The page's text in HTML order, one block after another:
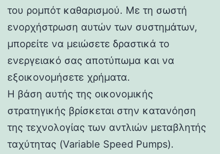
του ρομπότ καθαρισμού. Με τη σωστή
ενορχήστρωση αυτών των συστημάτων,
μπορείτε να μειώσετε δραστικά το
ενεργειακό σας αποτύπωμα και να
εξοικονομήσετε χρήματα.
Η βάση αυτής της οικονομικής
στρατηγικής βρίσκεται στην κατανόηση
της τεχνολογίας των αντλιών μεταβλητής
ταχύτητας (Variable Speed Pumps).